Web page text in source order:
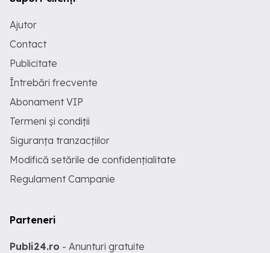
Ajutor
Contact
Publicitate
Întrebări frecvente
Abonament VIP
Termeni și condiții
Siguranța tranzacțiilor
Modifică setările de confidențialitate
Regulament Campanie
Parteneri
Publi24.ro - Anunturi gratuite